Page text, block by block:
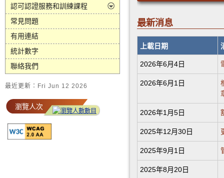
認可認證服務和訓練課程
常見問題
有用連結
統計數字
聯絡我們
最近更新：Fri Jun 12 2026
瀏覽人次
最新消息
上載日期
2026年6月4日
2026年6月1日
2026年1月5日
2025年12月30日
2025年9月1日
2025年8月20日